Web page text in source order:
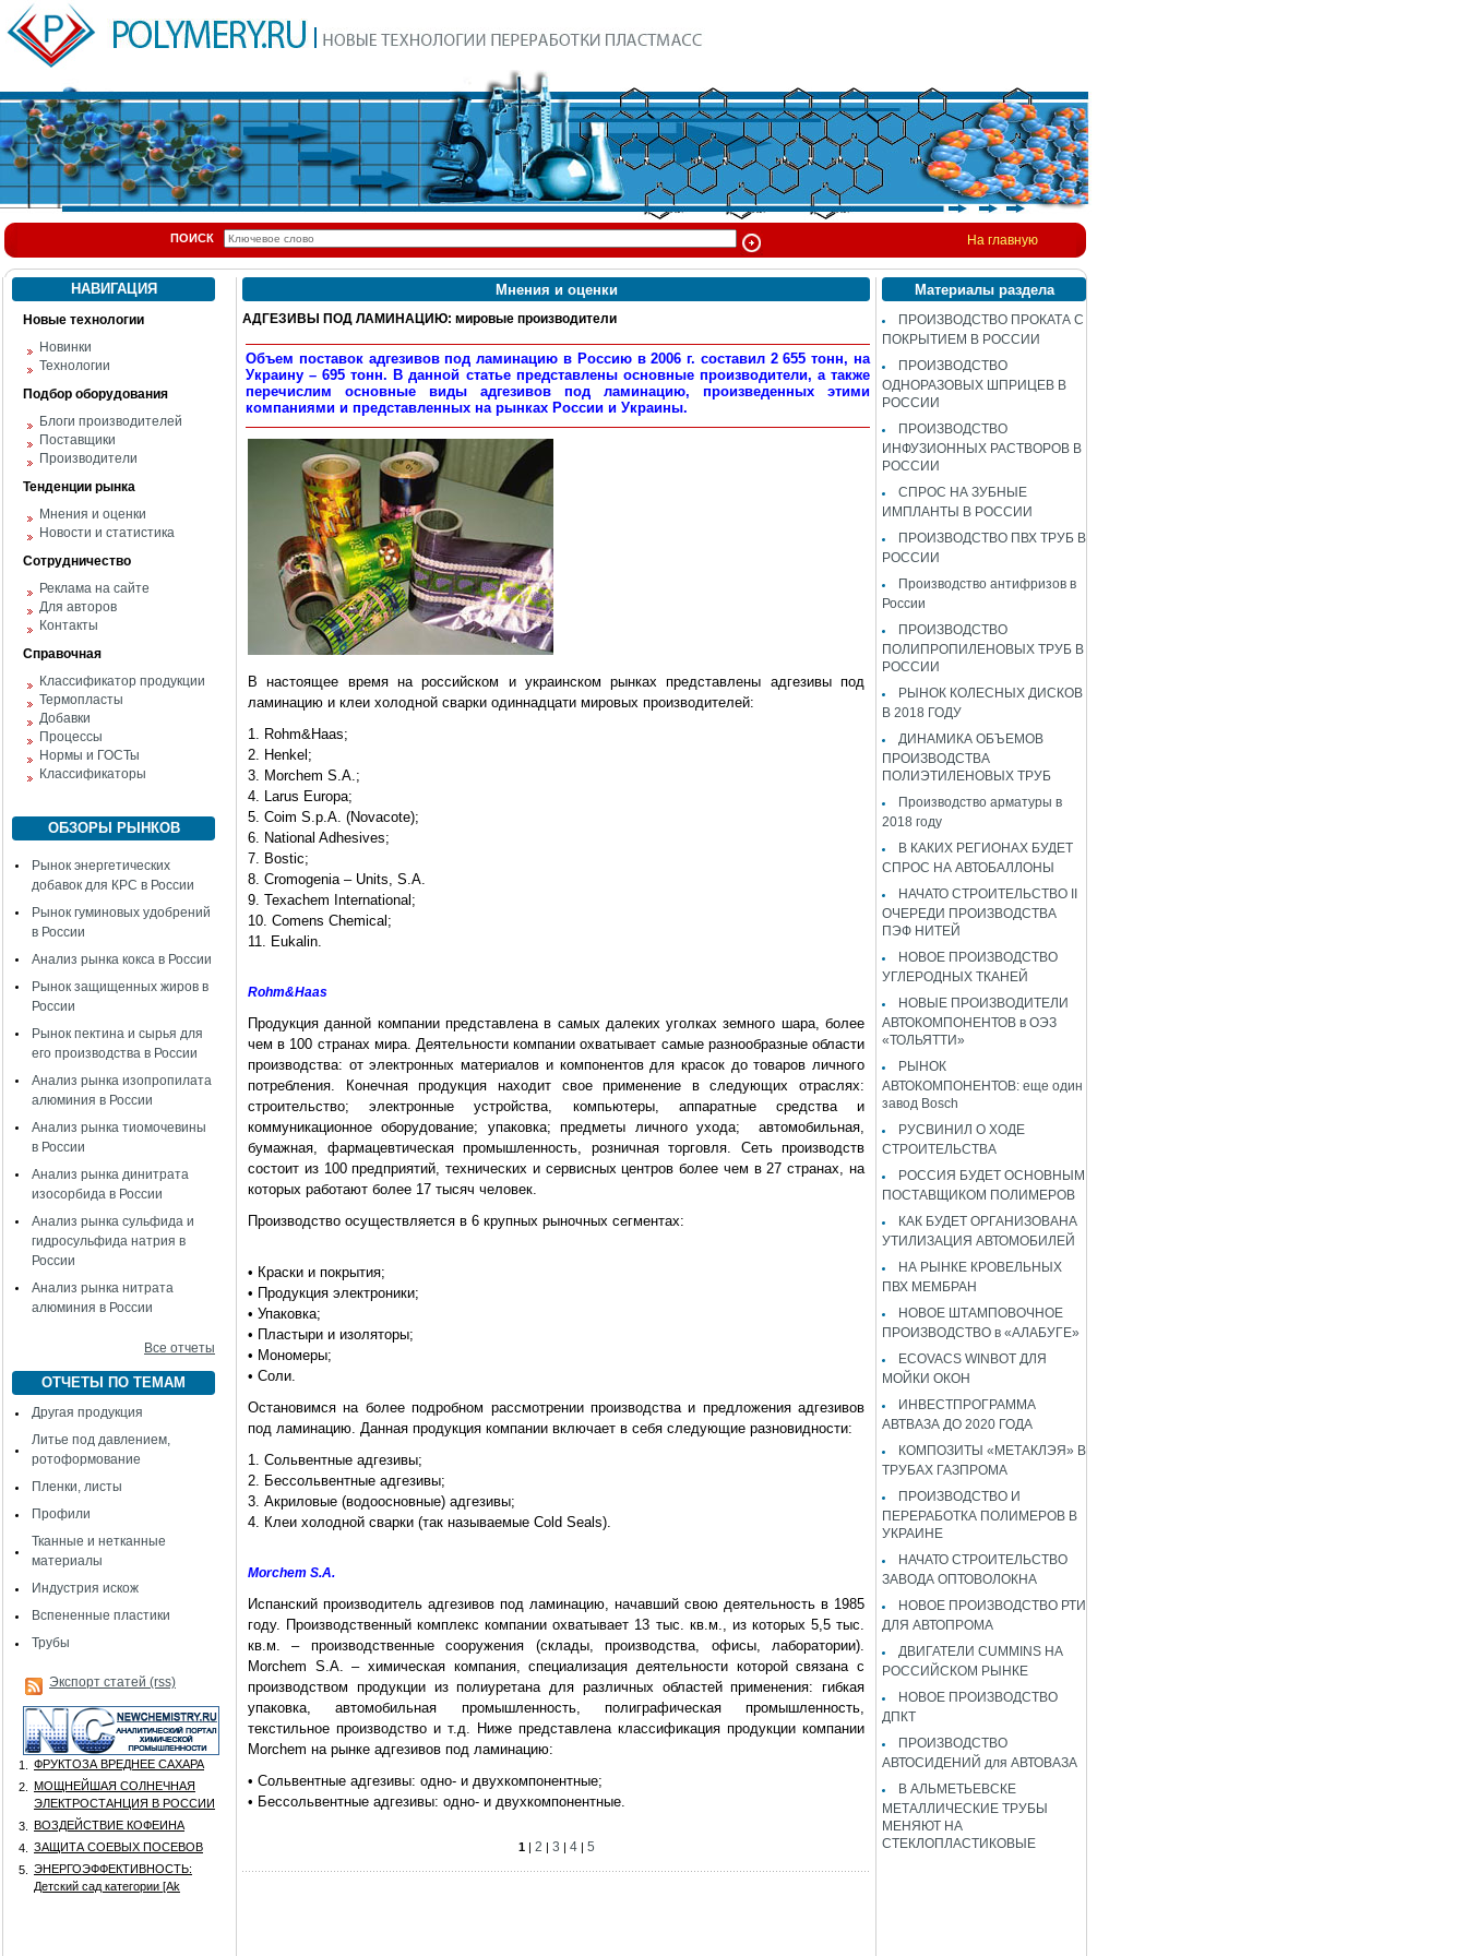
ПОИСК На главную
НАВИГАЦИЯ
Новые технологии
Новинки
Технологии
Подбор оборудования
Блоги производителей
Поставщики
Производители
Тенденции рынка
Мнения и оценки
Новости и статистика
Сотрудничество
Реклама на сайте
Для авторов
Контакты
Справочная
Классификатор продукции
Термопласты
Добавки
Процессы
Нормы и ГОСТы
Классификаторы
ОБЗОРЫ РЫНКОВ
Рынок энергетических
добавок для КРС в России
Рынок гуминовых удобрений
в России
Анализ рынка кокса в России
Рынок защищенных жиров в
России
Рынок пектина и сырья для
его производства в России
Анализ рынка изопропилата
алюминия в России
Анализ рынка тиомочевины
в России
Анализ рынка динитрата
изосорбида в России
Анализ рынка сульфида и
гидросульфида натрия в
России
Анализ рынка нитрата
алюминия в России
Все отчеты
ОТЧЕТЫ ПО ТЕМАМ
Другая продукция
Литье под давлением,
ротоформование
Пленки, листы
Профили
Тканные и нетканные
материалы
Индустрия искож
Вспененные пластики
Трубы
Экспорт статей (rss)
1.
ФРУКТОЗА ВРЕДНЕЕ САХАРА
2.
МОЩНЕЙШАЯ СОЛНЕЧНАЯ
ЭЛЕКТРОСТАНЦИЯ В РОССИИ
3.
ВОЗДЕЙСТВИЕ КОФЕИНА
4.
ЗАЩИТА СОЕВЫХ ПОСЕВОВ
5.
ЭНЕРГОЭФФЕКТИВНОСТЬ:
Детский сад категории [Аk
Мнения и оценки
АДГЕЗИВЫ ПОД ЛАМИНАЦИЮ: мировые производители
Объем поставок адгезивов под ламинацию в Россию в 2006 г. составил 2 655 тонн, на
Украину – 695 тонн. В данной статье представлены основные производители, а также
перечислим основные виды адгезивов под ламинацию, произведенных этими
компаниями и представленных на рынках России и Украины.
В настоящее время на российском и украинском рынках представлены адгезивы под
ламинацию и клеи холодной сварки одиннадцати мировых производителей:
1. Rohm&Haas;
2. Henkel;
3. Morchem S.A.;
4. Larus Europa;
5. Coim S.p.A. (Novacote);
6. National Adhesives;
7. Bostic;
8. Cromogenia – Units, S.A.
9. Texachem International;
10. Comens Chemical;
11. Eukalin.
Rohm&Haas
Продукция данной компании представлена в самых далеких уголках земного шара, более
чем в 100 странах мира. Деятельности компании охватывает самые разнообразные области
производства: от электронных материалов и компонентов для красок до товаров личного
потребления. Конечная продукция находит свое применение в следующих отраслях:
строительство; электронные устройства, компьютеры, аппаратные средства и
коммуникационное оборудование; упаковка; предметы личного ухода; автомобильная,
бумажная, фармацевтическая промышленность, розничная торговля. Сеть производств
состоит из 100 предприятий, технических и сервисных центров более чем в 27 странах, на
которых работают более 17 тысяч человек.
Производство осуществляется в 6 крупных рыночных сегментах:
• Краски и покрытия;
• Продукция электроники;
• Упаковка;
• Пластыри и изоляторы;
• Мономеры;
• Соли.
Остановимся на более подробном рассмотрении производства и предложения адгезивов
под ламинацию. Данная продукция компании включает в себя следующие разновидности:
1. Сольвентные адгезивы;
2. Бессольвентные адгезивы;
3. Акриловые (водоосновные) адгезивы;
4. Клеи холодной сварки (так называемые Cold Seals).
Morchem S.A.
Испанский производитель адгезивов под ламинацию, начавший свою деятельность в 1985
году. Производственный комплекс компании охватывает 13 тыс. кв.м., из которых 5,5 тыс.
кв.м. – производственные сооружения (склады, производства, офисы, лаборатории).
Morchem S.A. – химическая компания, специализация деятельности которой связана с
производством продукции из полиуретана для различных областей применения: гибкая
упаковка, автомобильная промышленность, полиграфическая промышленность,
текстильное производство и т.д. Ниже представлена классификация продукции компании
Morchem на рынке адгезивов под ламинацию:
• Сольвентные адгезивы: одно- и двухкомпонентные;
• Бессольвентные адгезивы: одно- и двухкомпонентные.
1| 2 | 3 | 4| 5
Материалы раздела
ПРОИЗВОДСТВО ПРОКАТА С
ПОКРЫТИЕМ В РОССИИ
ПРОИЗВОДСТВО
ОДНОРАЗОВЫХ ШПРИЦЕВ В
РОССИИ
ПРОИЗВОДСТВО
ИНФУЗИОННЫХ РАСТВОРОВ В
РОССИИ
СПРОС НА ЗУБНЫЕ
ИМПЛАНТЫ В РОССИИ
ПРОИЗВОДСТВО ПВХ ТРУБ В
РОССИИ
Производство антифризов в
России
ПРОИЗВОДСТВО
ПОЛИПРОПИЛЕНОВЫХ ТРУБ В
РОССИИ
РЫНОК КОЛЕСНЫХ ДИСКОВ
В 2018 ГОДУ
ДИНАМИКА ОБЪЕМОВ
ПРОИЗВОДСТВА
ПОЛИЭТИЛЕНОВЫХ ТРУБ
Производство арматуры в
2018 году
В КАКИХ РЕГИОНАХ БУДЕТ
СПРОС НА АВТОБАЛЛОНЫ
НАЧАТО СТРОИТЕЛЬСТВО II
ОЧЕРЕДИ ПРОИЗВОДСТВА
ПЭФ НИТЕЙ
НОВОЕ ПРОИЗВОДСТВО
УГЛЕРОДНЫХ ТКАНЕЙ
НОВЫЕ ПРОИЗВОДИТЕЛИ
АВТОКОМПОНЕНТОВ в ОЭЗ
«ТОЛЬЯТТИ»
РЫНОК
АВТОКОМПОНЕНТОВ: еще один
завод Bosch
РУСВИНИЛ О ХОДЕ
СТРОИТЕЛЬСТВА
РОССИЯ БУДЕТ ОСНОВНЫМ
ПОСТАВЩИКОМ ПОЛИМЕРОВ
КАК БУДЕТ ОРГАНИЗОВАНА
УТИЛИЗАЦИЯ АВТОМОБИЛЕЙ
НА РЫНКЕ КРОВЕЛЬНЫХ
ПВХ МЕМБРАН
НОВОЕ ШТАМПОВОЧНОЕ
ПРОИЗВОДСТВО в «АЛАБУГЕ»
ECOVACS WINBOT ДЛЯ
МОЙКИ ОКОН
ИНВЕСТПРОГРАММА
АВТВАЗА ДО 2020 ГОДА
КОМПОЗИТЫ «МЕТАКЛЭЯ» В
ТРУБАХ ГАЗПРОМА
ПРОИЗВОДСТВО И
ПЕРЕРАБОТКА ПОЛИМЕРОВ В
УКРАИНЕ
НАЧАТО СТРОИТЕЛЬСТВО
ЗАВОДА ОПТОВОЛОКНА
НОВОЕ ПРОИЗВОДСТВО РТИ
ДЛЯ АВТОПРОМА
ДВИГАТЕЛИ CUMMINS НА
РОССИЙСКОМ РЫНКЕ
НОВОЕ ПРОИЗВОДСТВО
ДПКТ
ПРОИЗВОДСТВО
АВТОСИДЕНИЙ для АВТОВАЗА
В АЛЬМЕТЬЕВСКЕ
МЕТАЛЛИЧЕСКИЕ ТРУБЫ
МЕНЯЮТ НА
СТЕКЛОПЛАСТИКОВЫЕ